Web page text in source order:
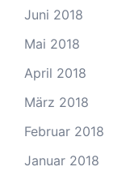
Juni 2018
Mai 2018
April 2018
März 2018
Februar 2018
Januar 2018